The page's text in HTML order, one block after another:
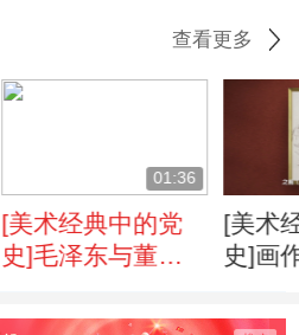
查看更多
01:36
[美术经典中的党
史]毛泽东与董必
蓝色与黄色？
[美术
史]画